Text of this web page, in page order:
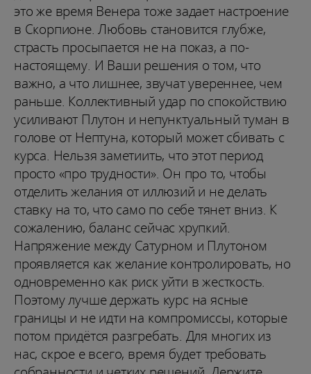
это же время Венера тоже задает настроение
в Скорпионе. Любовь становится глубже,
страсть просыпается не на показ, а по-
настоящему. И Ваши решения о том, что
важно, а что лишнее, звучат увереннее, чем
раньше. Коллективный удар по спокойствию
усиливают Плутон и непунктуальный туман в
голове от Нептуна, который может сбивать с
курса. Нельзя заметиить, что этот период
просто «про трудности». Он про то, чтобы
отделить желания от иллюзий и не делать
ставку на то, что само по себе тянет вниз. К
сожалению, баланс сейчас хрупкий.
Напряжение между Сатурном и Плутоном
проявляется как желание контролировать, но
одновременно как риск уйти в жесткость.
Поэтому лучше держать курс на ясные
границы и не идти на компромиссы, которые
потом придётся разгребать. Для многих из
нас, скрое е всего, время будет требовать